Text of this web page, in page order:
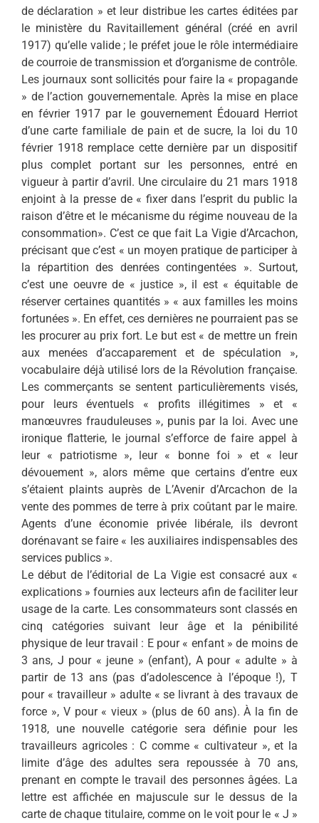
de déclaration » et leur distribue les cartes éditées par
le ministère du Ravitaillement général (créé en avril
1917) qu’elle valide ; le préfet joue le rôle intermédiaire
de courroie de transmission et d’organisme de contrôle.
Les journaux sont sollicités pour faire la « propagande
» de l’action gouvernementale. Après la mise en place
en février 1917 par le gouvernement Édouard Herriot
d’une carte familiale de pain et de sucre, la loi du 10
février 1918 remplace cette dernière par un dispositif
plus complet portant sur les personnes, entré en
vigueur à partir d’avril. Une circulaire du 21 mars 1918
enjoint à la presse de « fixer dans l’esprit du public la
raison d’être et le mécanisme du régime nouveau de la
consommation». C’est ce que fait La Vigie d’Arcachon,
précisant que c’est « un moyen pratique de participer à
la répartition des denrées contingentées ». Surtout,
c’est une oeuvre de « justice », il est « équitable de
réserver certaines quantités » « aux familles les moins
fortunées ». En effet, ces dernières ne pourraient pas se
les procurer au prix fort. Le but est « de mettre un frein
aux menées d’accaparement et de spéculation »,
vocabulaire déjà utilisé lors de la Révolution française.
Les commerçants se sentent particulièrements visés,
pour leurs éventuels « profits illégitimes » et «
manœuvres frauduleuses », punis par la loi. Avec une
ironique flatterie, le journal s’efforce de faire appel à
leur « patriotisme », leur « bonne foi » et « leur
dévouement », alors même que certains d’entre eux
s’étaient plaints auprès de L’Avenir d’Arcachon de la
vente des pommes de terre à prix coûtant par le maire.
Agents d’une économie privée libérale, ils devront
dorénavant se faire « les auxiliaires indispensables des
services publics ».
Le début de l’éditorial de La Vigie est consacré aux «
explications » fournies aux lecteurs afin de faciliter leur
usage de la carte. Les consommateurs sont classés en
cinq catégories suivant leur âge et la pénibilité
physique de leur travail : E pour « enfant » de moins de
3 ans, J pour « jeune » (enfant), A pour « adulte » à
partir de 13 ans (pas d’adolescence à l’époque !), T
pour « travailleur » adulte « se livrant à des travaux de
force », V pour « vieux » (plus de 60 ans). À la fin de
1918, une nouvelle catégorie sera définie pour les
travailleurs agricoles : C comme « cultivateur », et la
limite d’âge des adultes sera repoussée à 70 ans,
prenant en compte le travail des personnes âgées. La
lettre est affichée en majuscule sur le dessus de la
carte de chaque titulaire, comme on le voit pour le « J »